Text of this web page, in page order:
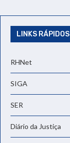
LINKS RÁPIDOS
RHNet
SIGA
SER
Diário da Justiça